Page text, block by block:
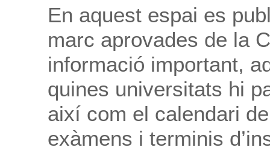
En aquest espai es
marc aprovades de la
informació important,
quines universitats hi
així com el calendari
exàmens i terminis